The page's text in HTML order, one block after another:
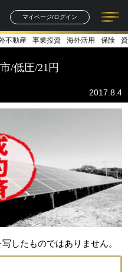
マイページ/ログイン
記事一覧 連載一覧
著者一覧 書籍一覧
不動産 事業投資 海外活用 保険
/低圧/21円
2017.8.4
したものではありません。